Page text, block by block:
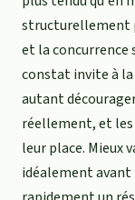
structurellement
et la concurrence
constat invite à
autant
réellement, et
leur place. Mieux
idéalement